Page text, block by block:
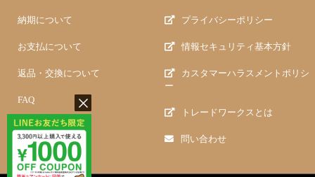
納期について
お支払について
返品・交換について
FAQ
プライバシーポリシー
情報セキュリティ基本方針
カスタマーハラスメントポリシ
ー
トレードワークスとは
問い合わせ